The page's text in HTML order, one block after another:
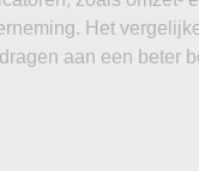
Het
aan een beter